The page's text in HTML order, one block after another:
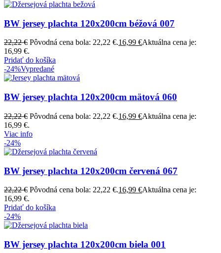
BW jersey plachta 120x200cm béžová 007
22,22€ Pôvodná cena bola: 22,22 €.16,99 €Aktuálna cena je:
16,99 €.
Pridať do košíka
-24%Vypredané
BW jersey plachta 120x200cm mätová 060
22,22€ Pôvodná cena bola: 22,22 €.16,99 €Aktuálna cena je:
16,99 €.
Viac info
-24%
BW jersey plachta 120x200cm červená 067
22,22€ Pôvodná cena bola: 22,22 €.16,99 €Aktuálna cena je:
16,99 €.
Pridať do košíka
-24%
BW jersey plachta 120x200cm biela 001